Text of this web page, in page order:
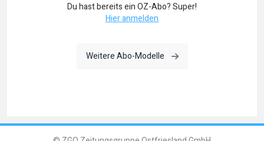
Du hast bereits ein OZ-Abo? Super!
Hier anmelden
Weitere Abo-Modelle